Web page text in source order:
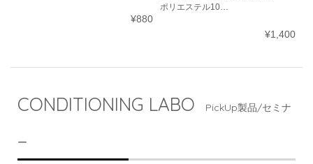
¥880
ポリエステル10…
¥1,400
CONDITIONING LABO PickUp製品/セミナ
ー